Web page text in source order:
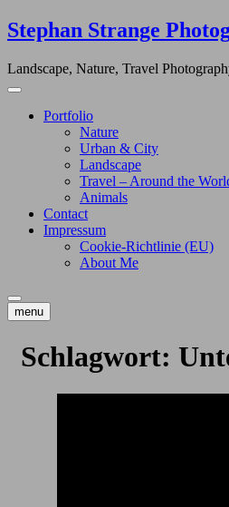
Skip
to
Stephan Strange
Landscape, Nature, Travel
Portfolio
Nature
Urban & City
Landscape
Travel – Around the
Animals
Contact
Impressum
Cookie-Richtlinie (EU)
About Me
menu
Schlagwort: